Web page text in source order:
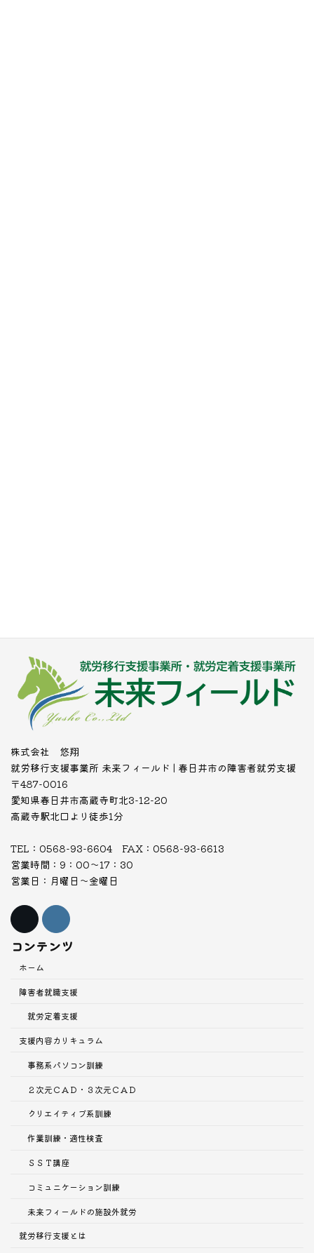
株式会社 悠翔
就労移行支援事業所 未来フィールド | 春日井市の障害者就労支援
〒487-0016
愛知県春日井市高蔵寺町北3-12-20
高蔵寺駅北口より徒歩1分
TEL：0568-93-6604 FAX：0568-93-6613
営業時間：9：00～17：30
営業日：月曜日～金曜日
コンテンツ
ホーム
障害者就職支援
就労定着支援
支援内容カリキュラム
事務系パソコン訓練
２次元ＣＡＤ・３次元ＣＡＤ
クリエイティブ系訓練
作業訓練・適性検査
ＳＳＴ講座
コミュニケーション訓練
未来フィールドの施設外就労
就労移行支援とは